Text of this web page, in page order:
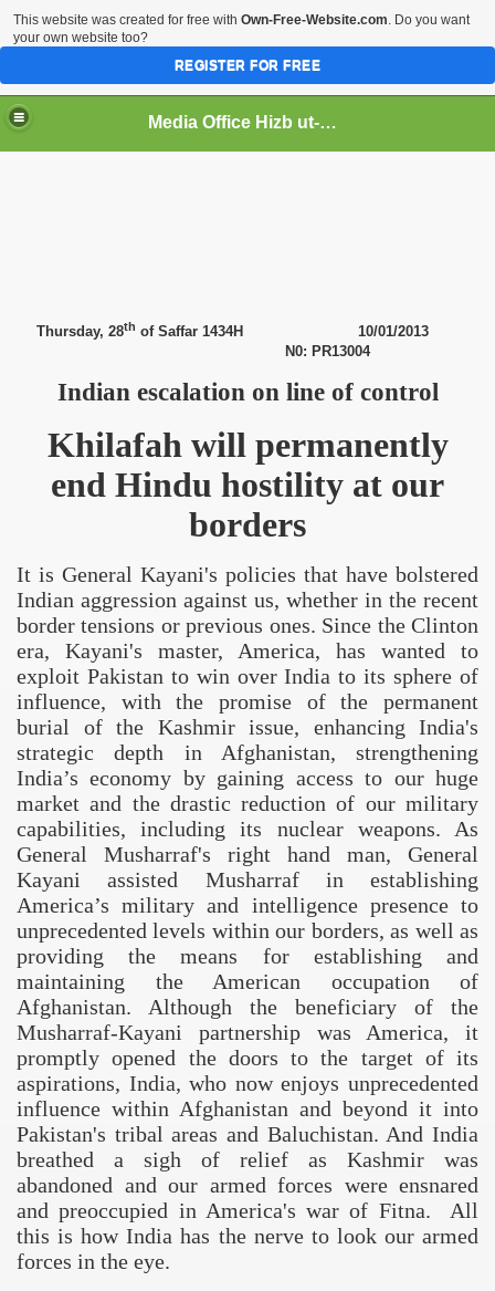
Media Office Hizb ut-Tahrir Pakistan
Thursday, 28th of Saffar 1434H 10/01/2013
N0: PR13004
Indian escalation on line of control
Khilafah will permanently
end Hindu hostility at our
borders
It is General Kayani's policies that have bolstered
Indian aggression against us, whether in the recent
border tensions or previous ones. Since the Clinton
era, Kayani's master, America, has wanted to
exploit Pakistanto win overIndia to its sphere of
influence, with the promise of the permanent
burial of the Kashmir issue, enhancing India's
strategic depth in Afghanistan, strengthening
India’s economy by gaining access to our huge
market and the drastic reduction of our military
capabilities, including its nuclear weapons. As
General Musharraf's right hand man, General
Kayani assisted Musharraf in establishing
America’s military and intelligence presence to
unprecedented levels within our borders, as well as
providing the means for establishing and
maintaining the American occupation of
Afghanistan. Although the beneficiary of the
Musharraf-Kayani partnership wasAmerica, it
promptly opened the doors to the target of its
aspirations, India, who now enjoys unprecedented
influence within Afghanistan and beyond it into
Pakistan's tribal areas and Baluchistan. AndIndia
breathed a sigh of relief as Kashmir was
abandoned and our armed forces were ensnared
and preoccupied in America's war of Fitna. All
this is howIndia has the nerve to look our armed
forces in the eye.
This website was created for free with Own-Free-Website.com. Do you want
your own website too?
REGISTER FOR FREE